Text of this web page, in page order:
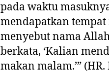
pada waktu
mendapatkan
menyebut nama
berkata, ‘Kalian
makan malam.’”